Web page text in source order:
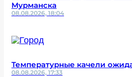
Мурманска
08.08.2026, 18:04
Температурные качели
08.08.2026, 17:33